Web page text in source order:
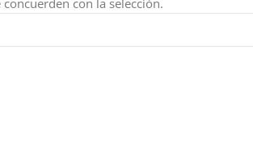
con la selección.